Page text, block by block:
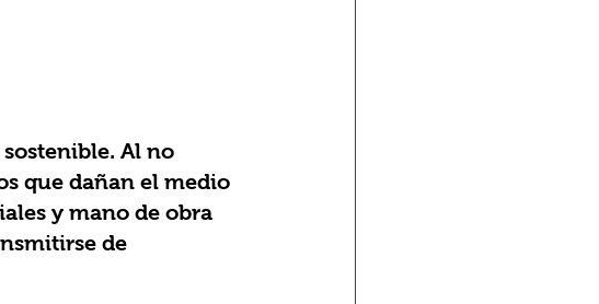
que dañan el medio
y mano de obra
de